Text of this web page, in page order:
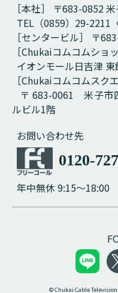
［本社］ 〒683-0852
TEL（0859）29-2211
［センタービル］ 〒
［Chukaiコムコムショッ
イオンモール日吉津
［Chukaiコムコムスクエ
〒 683-0061 米子市
ルビル1階
お問い合わせ先
0120-
年中無休 9:15～18:00
© Chukai Cable